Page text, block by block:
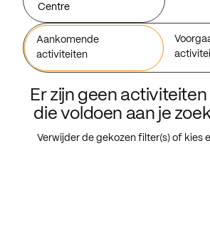
Centre
Aankomende
activiteiten
Er zijn geen
die voldoen aan je
Verwijder de gekozen filter(s) of kies